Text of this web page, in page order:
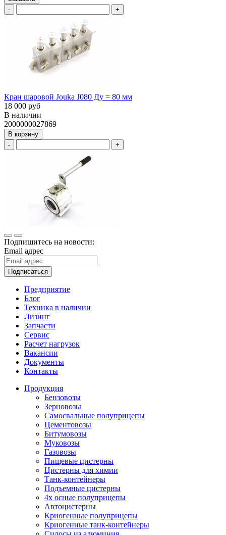
-
+
Кран шаровой Jouka J080 Ду = 80 мм
18 000 руб
В наличии
2000000027869
В корзину
-
+
Подпишитесь на новости:
Email адрес
Подписаться
Предприятие
Блог
Техника в наличии
Лизинг
Запчасти
Сервис
Расчет нагрузок
Вакансии
Документы
Контакты
Продукция
Бензовозы
Зерновозы
Самосвальные полуприцепы
Цементовозы
Битумовозы
Муковозы
Газовозы
Пищевые цистерны
Цистерны для химии
Танк-контейнеры
Подъемные цистерны
4х осные полуприцепы
Автоцистерны
Криогенные полуприцепы
Криогенные танк-контейнеры